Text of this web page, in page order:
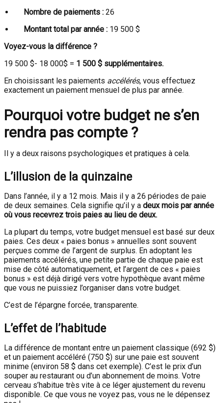
Nombre de paiements : 26
Montant total par année : 19 500 $
Voyez-vous la différence ?
19 500 $- 18 000$ = 1 500 $ supplémentaires.
En choisissant les paiements accélérés, vous effectuez
exactement un paiement mensuel de plus par année.
Pourquoi votre budget ne s’en
rendra pas compte ?
Il y a deux raisons psychologiques et pratiques à cela.
L’illusion de la quinzaine
Dans l’année, il y a 12 mois. Mais il y a 26 périodes de paie
de deux semaines. Cela signifie qu’il y a deux mois par année
où vous recevrez trois paies au lieu de deux.
La plupart du temps, votre budget mensuel est basé sur deux
paies. Ces deux « paies bonus » annuelles sont souvent
perçues comme de l’argent de surplus. En adoptant les
paiements accélérés, une petite partie de chaque paie est
mise de côté automatiquement, et l’argent de ces « paies
bonus » est déjà dirigé vers votre hypothèque avant même
que vous ne puissiez l’organiser dans votre budget.
C’est de l’épargne forcée, transparente.
L’effet de l’habitude
La différence de montant entre un paiement classique (692 $)
et un paiement accéléré (750 $) sur une paie est souvent
minime (environ 58 $ dans cet exemple). C’est le prix d’un
souper au restaurant ou d’un abonnement de moins. Votre
cerveau s’habitue très vite à ce léger ajustement du revenu
disponible. Ce que vous ne voyez pas, vous ne le dépensez